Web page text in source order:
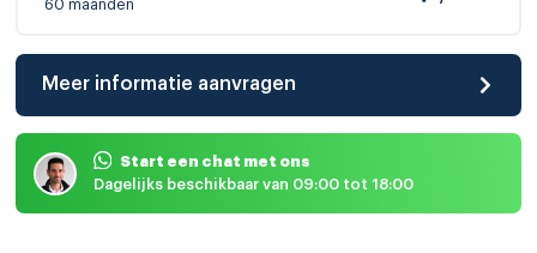
60 maanden
Meer informatie aanvragen
Start een chat met ons
Dagelijks beschikbaar van 09:00 tot 18:00